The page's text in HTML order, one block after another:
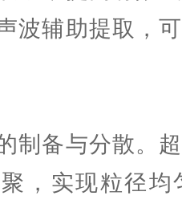
波辅助提取，
制备与分散。
，实现粒径均